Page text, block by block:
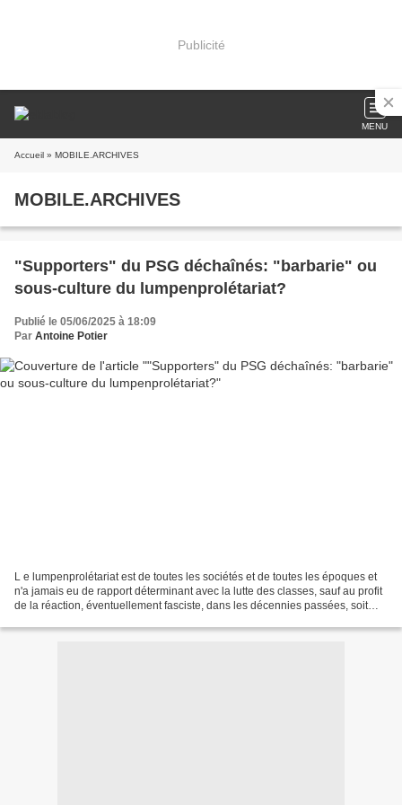
Publicité
MENU
Accueil » MOBILE.ARCHIVES
MOBILE.ARCHIVES
"Supporters" du PSG déchaînés: "barbarie" ou
sous-culture du lumpenprolétariat?
Publié le 05/06/2025 à 18:09
Par Antoine Potier
L e lumpenprolétariat est de toutes les sociétés et de toutes les époques et
n'a jamais eu de rapport déterminant avec la lutte des classes, sauf au profit
de la réaction, éventuellement fasciste, dans les décennies passées, soit